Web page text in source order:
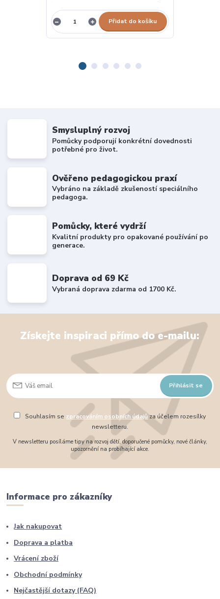
Přidat do košíku
Smysluplný rozvoj
Pomůcky podporují konkrétní dovednosti
potřebné pro život.
Ověřeno pedagogickou praxí
Vybráno na základě zkušeností speciálního
pedagoga.
Pomůcky, které vydrží
Kvalitní produkty pro opakované používání po
generace.
Doprava od 69 Kč
Vybraná doprava zdarma od 1700 Kč.
Získejte inspiraci přímo do e-mailu:
Přihlásit se
Souhlasím se zpracováním osobních údajůza účelem rozesílky
newsletteru.
V newsletteru posíláme tipy na rozvoj dětí, doporučené pomůcky, nové články,
upozornění na probíhající akce.
Informace pro zákazníky
Jak nakupovat
Doprava a platba
Vrácení zboží
Obchodní podmínky
Nejčastější dotazy (FAQ)